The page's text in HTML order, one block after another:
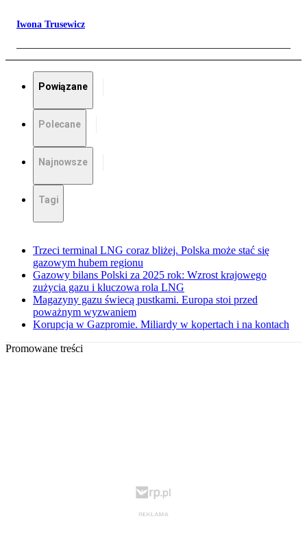
Iwona Trusewicz
Powiązane
Polecane
Najnowsze
Tagi
Trzeci terminal LNG coraz bliżej. Polska może stać się
gazowym hubem regionu
Gazowy bilans Polski za 2025 rok: Wzrost krajowego
zużycia gazu i kluczowa rola LNG
Magazyny gazu świecą pustkami. Europa stoi przed
poważnym wyzwaniem
Korupcja w Gazpromie. Miliardy w kopertach i na kontach
Promowane treści